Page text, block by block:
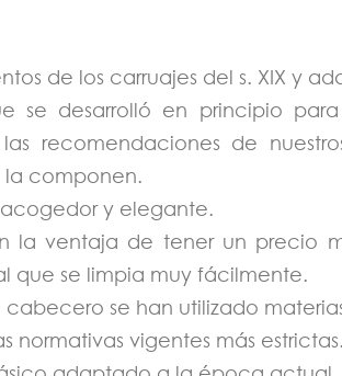
de los carruajes del s. XIX y
desarrolló en principio
recomendaciones de
la componen.
y elegante.
la ventaja de tener un precio
que se limpia muy fácilmente.
se han utilizado
normativas vigentes más estrictas.